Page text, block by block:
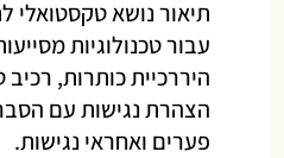
תיאור נושא טקסטואלי
עבור טכנולוגיות
היררכיית כותרות,
הצהרת נגישות עם
פערים ואחראי נגישות.